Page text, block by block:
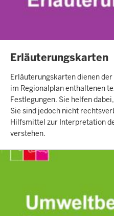
INHALTSSEITE
Erläuterungskarten
Erläuterungskarten dienen
im Regionalplan enthaltenen
Festlegungen. Sie helfen
Sie sind jedoch nicht
Hilfsmittel zur Interpretation
verstehen.